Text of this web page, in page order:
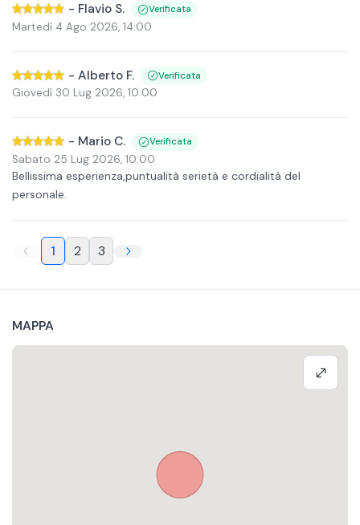
- Flavio S. Verificata
Martedì 4 Ago 2026, 14:00
- Alberto F. Verificata
Giovedì 30 Lug 2026, 10:00
- Mario C. Verificata
Sabato 25 Lug 2026, 10:00
Bellissima esperienza,puntualità serietà e cordialità del
personale.
1 2 3
MAPPA